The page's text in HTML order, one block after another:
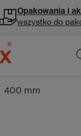
Opakowania i
wszystko do
400 mm